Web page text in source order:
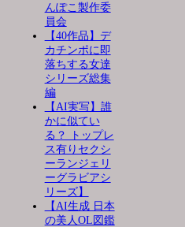
んぽこ製作委
員会
【40作品】デ
カチンポに即
落ちする女達
シリーズ総集
編
【AI実写】誰
かに似てい
る？ トップレ
ス有りセクシ
ーランジェリ
ーグラビアシ
リーズ】
【AI生成 日本
の美人OL図鑑